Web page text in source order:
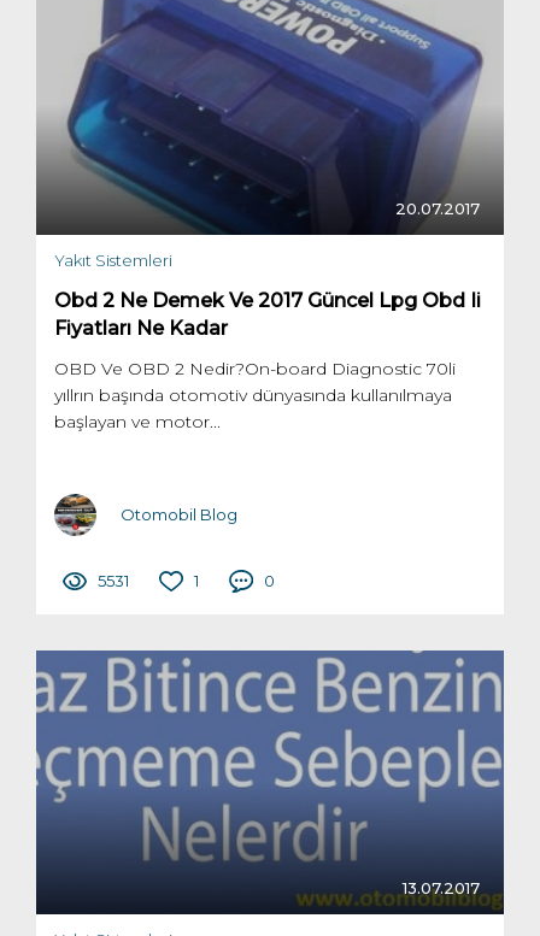
20.07.2017
Yakıt Sistemleri
Obd 2 Ne Demek Ve 2017 Güncel Lpg Obd Ii
Fiyatları Ne Kadar
OBD Ve OBD 2 Nedir?On-board Diagnostic 70li
yıllrın başında otomotiv dünyasında kullanılmaya
başlayan ve motor...
Otomobil Blog
5531 1 0
13.07.2017